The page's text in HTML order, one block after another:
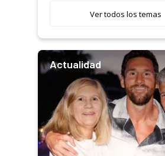
Ver todos los temas
Actualidad